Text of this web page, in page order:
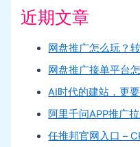
近期文章
网盘推广怎么玩？
网盘推广接单平台
AI时代的建站，更
阿里千问APP推广
任推邦官网入口 –